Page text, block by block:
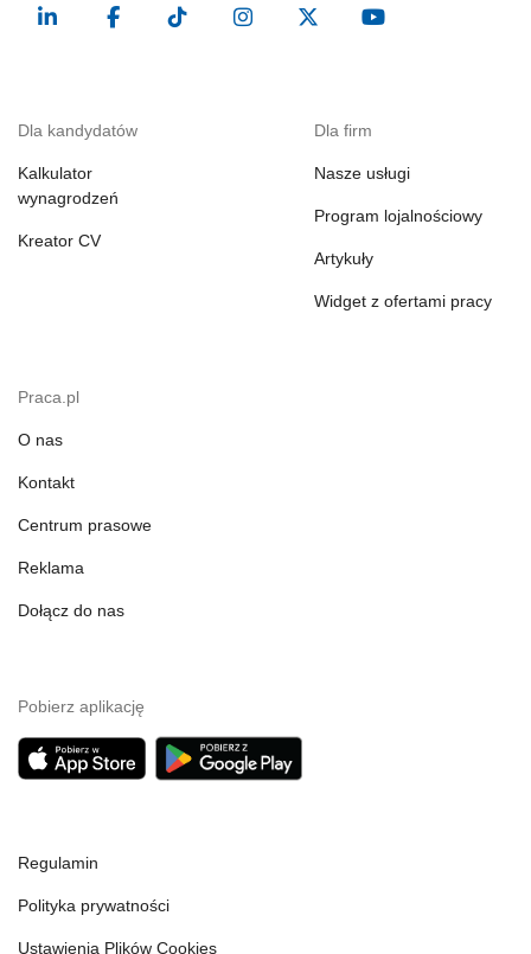
Dla kandydatów
Kalkulator
wynagrodzeń
Kreator CV
Dla firm
Nasze usługi
Program lojalnościowy
Artykuły
Widget z ofertami pracy
Praca.pl
O nas
Kontakt
Centrum prasowe
Reklama
Dołącz do nas
Pobierz aplikację
Regulamin
Polityka prywatności
Ustawienia Plików Cookies